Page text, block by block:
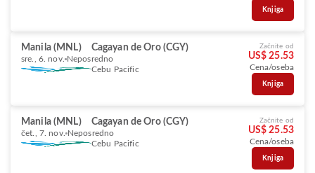
Knjiga
Manila (MNL) Cagayan de Oro (CGY)
sre., 6. nov. Neposredno
Cebu Pacific
Začnite od
US$ 25.53
Cena/oseba
Knjiga
Manila (MNL) Cagayan de Oro (CGY)
čet., 7. nov. Neposredno
Cebu Pacific
Začnite od
US$ 25.53
Cena/oseba
Knjiga